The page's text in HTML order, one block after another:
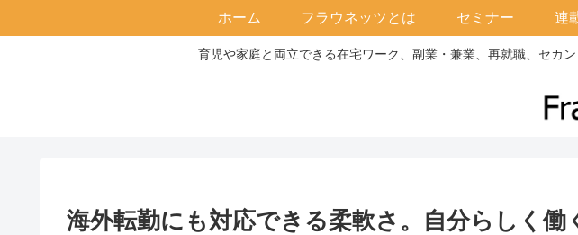
育児や家庭と両立できる在宅ワーク、副業・兼業、再就職、セカ
ホーム フラウネッツとは セミナー 連
海外転勤にも対応できる柔軟さ。自分らしく働